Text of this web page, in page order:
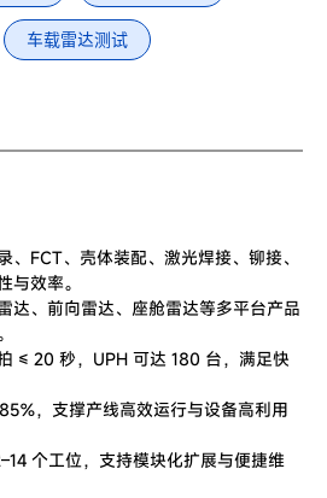
车载雷达测试
、FCT、壳体装配、激光焊接、铆接、
与效率。
达、前向雷达、座舱雷达等多平台产品
≤ 20 秒，UPH 可达 180 台，满足快
，支撑产线高效运行与设备高利用
个工位，支持模块化扩展与便捷维